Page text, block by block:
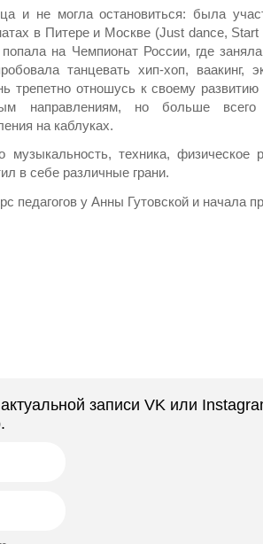
и не могла остановиться: была
в Питере и Москве (Just dance,
на Чемпионат России, где
танцевать хип-хоп, ваакинг,
трепетно отношусь к своему
направлениям, но больше
на каблуках.
техника, физическое
в себе различные грани.
педагогов у Анны Гутовской и начала
записи VK или